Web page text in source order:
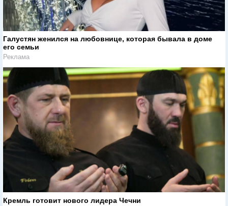
Галустян женился на любовнице, которая бывала в доме
его семьи
Реклама
Кремль готовит нового лидера Чечни